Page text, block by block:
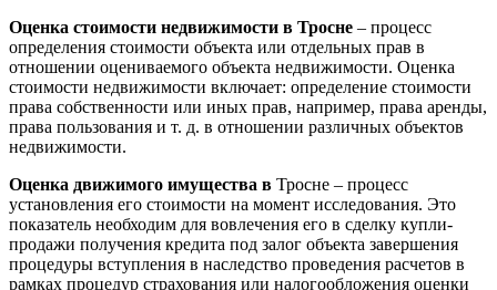
Оценка стоимости недвижимости в Тросне – процесс
определения стоимости объекта или отдельных прав в
отношении оцениваемого объекта недвижимости. Оценка
стоимости недвижимости включает: определение стоимости
права собственности или иных прав, например, права аренды,
права пользования и т. д. в отношении различных объектов
недвижимости.
Оценка движимого имущества в Тросне – процесс
установления его стоимости на момент исследования. Это
показатель необходим для вовлечения его в сделку купли-
продажи получения кредита под залог объекта завершения
процедуры вступления в наследство проведения расчетов в
рамках процедур страхования или налогообложения оценки